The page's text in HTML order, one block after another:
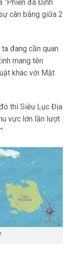
“Phiến đá Định
cân bằng giữa 2
đang cần quan
mang tên
khác với Mặt
thì Siêu Lục Địa
vực lớn lần lượt
”.